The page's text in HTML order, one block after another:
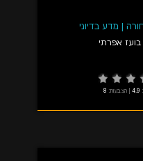
| מדע בדיוני
בועז אפרתי
4.9 הצבעות: 8